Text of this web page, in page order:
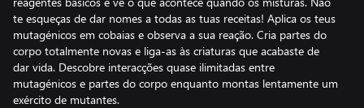
te esqueças de dar nomes a todas as tuas receitas! Aplica os teus
mutagénicos em cobaias e observa a sua reação. Cria partes do
corpo totalmente novas e liga-as às criaturas que acabaste de
dar vida. Descobre interacções quase ilimitadas entre
mutagénicos e partes do corpo enquanto montas lentamente um
exército de mutantes.